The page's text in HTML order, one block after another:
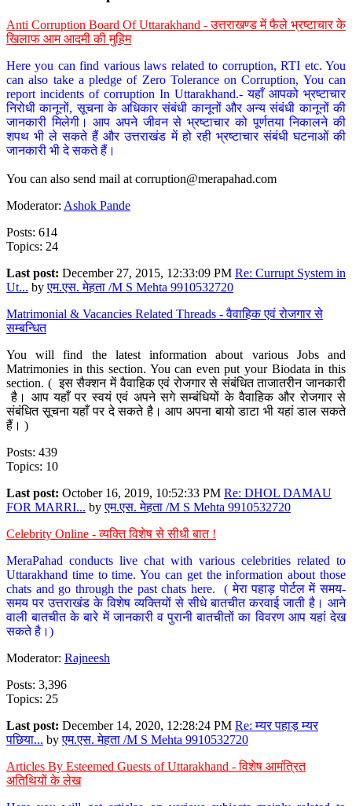
Anti Corruption Board Of Uttarakhand - उत्तराखण्ड में फैले भ्रष्टाचार के
खिलाफ आम आदमी की मुहिम
Here you can find various laws related to corruption, RTI etc. You
can also take a pledge of Zero Tolerance on Corruption, You can
report incidents of corruption In Uttarakhand.- यहाँ आपको भ्रष्टाचार
निरोधी कानूनों, सूचना के अधिकार संबंधी कानूनों और अन्य संबंधी कानूनों की
जानकारी मिलेगी। आप अपने जीवन से भ्रष्टाचार को पूर्णतया निकालने की
शपथ भी ले सकते हैं और उत्तराखंड में हो रही भ्रष्टाचार संबंधी घटनाओं की
जानकारी भी दे सकते हैं।
You can also send mail at corruption@merapahad.com
Moderator: Ashok Pande
Posts: 614
Topics: 24
Last post: December 27, 2015, 12:33:09 PM Re: Currupt System in
Ut... byएम.एस. मेहता /M S Mehta 9910532720
Matrimonial & Vacancies Related Threads - वैवाहिक एवं रोजगार से
सम्बन्धित
You will find the latest information about various Jobs and
Matrimonies in this section. You can even put your Biodata in this
section. ( इस सैक्शन में वैवाहिक एवं रोजगार से संबंधित ताजातरीन जानकारी
है। आप यहाँ पर स्वयं एवं अपने सगे सम्बंधियों के वैवाहिक और रोजगार से
संबंधित सूचना यहाँ पर दे सकते है। आप अपना बायो डाटा भी यहां डाल सकते
हैं। )
Posts: 439
Topics: 10
Last post: October 16, 2019, 10:52:33 PM Re: DHOL DAMAU
FOR MARRI... byएम.एस. मेहता /M S Mehta 9910532720
Celebrity Online - व्यक्ति विशेष से सीधी बात !
MeraPahad conducts live chat with various celebrities related to
Uttarakhand time to time. You can get the information about those
chats and go through the past chats here. ( मेरा पहाड़ पोर्टल में समय-
समय पर उत्तराखंड के विशेष व्यक्तियों से सीधे बातचीत करवाई जाती है। आने
वाली बातचीत के बारे में जानकारी व पुरानी बातचीतों का विवरण आप यहां देख
सकते है।)
Moderator: Rajneesh
Posts: 3,396
Topics: 25
Last post: December 14, 2020, 12:28:24 PM Re: म्यर पहाड़ म्यर
पछिया... byएम.एस. मेहता /M S Mehta 9910532720
Articles By Esteemed Guests of Uttarakhand - विशेष आमंत्रित
अतिथियों के लेख